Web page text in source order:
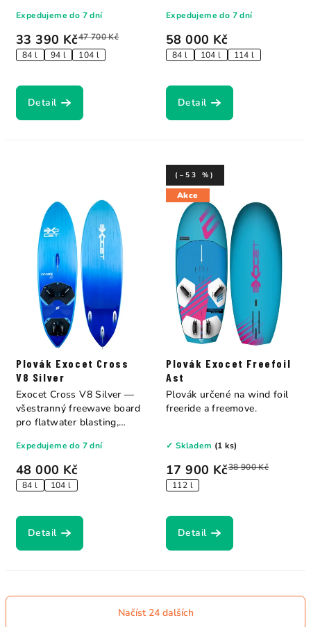
33 390 Kč47 700 Kč
84 l 94 l 104 l
Expedujeme do 7 dní
Detail
58 000 Kč
84 l 104 l 114 l
Expedujeme do 7 dní
Detail
Plovák Exocet Cross
V8 Silver
48 000 Kč
84 l 104 l
Expedujeme do 7 dní
Detail
Exocet Cross V8 Silver —
všestranný freewave board
pro flatwater blasting,
Akce
Plovák Exocet Freefoil
Ast
17 900 Kč38 900 Kč
(–53 %)
112 l
✓ Skladem (1 ks)
Detail
Plovák určené na wind foil
freeride a freemove.
Načíst 24 dalších